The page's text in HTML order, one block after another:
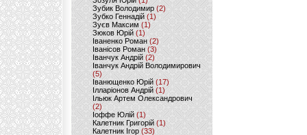
Зубик Володимир (2)
Зубко Геннадій (1)
Зуєв Максим(1)
Зюков Юрій (1)
Іваненко Роман (2)
Іванісов Роман (3)
Іванчук Андрій(2)
Іванчук Андрій Володимирович
(5)
Іванющенко Юрій (17)
Ілларіонов Андрій (1)
Ільюк Артем Олександрович
(2)
Іоффе Юлій (1)
Калетник Григорій(1)
Калетник Ігор (33)